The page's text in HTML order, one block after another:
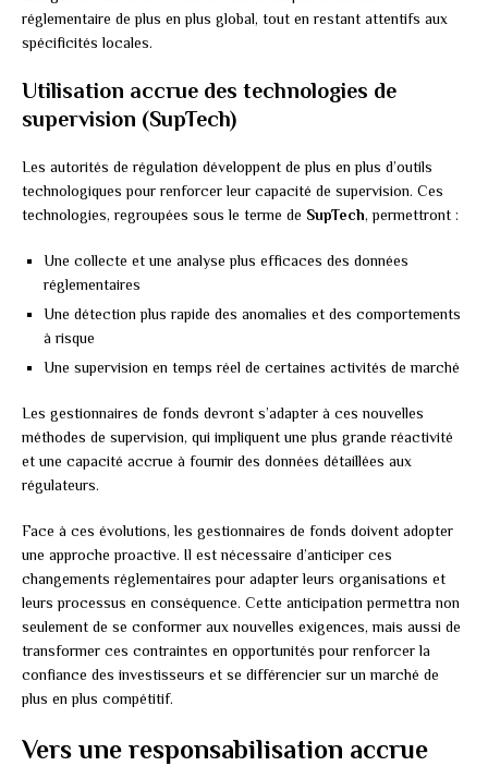
réglementaire de plus en plus global, tout en restant attentifs aux
spécificités locales.
Utilisation accrue des technologies de
supervision (SupTech)
Les autorités de régulation développent de plus en plus d’outils
technologiques pour renforcer leur capacité de supervision. Ces
technologies, regroupées sous le terme de SupTech, permettront :
Une collecte et une analyse plus efficaces des données
réglementaires
Une détection plus rapide des anomalies et des comportements
à risque
Une supervision en temps réel de certaines activités de marché
Les gestionnaires de fonds devront s’adapter à ces nouvelles
méthodes de supervision, qui impliquent une plus grande réactivité
et une capacité accrue à fournir des données détaillées aux
régulateurs.
Face à ces évolutions, les gestionnaires de fonds doivent adopter
une approche proactive. Il est nécessaire d’anticiper ces
changements réglementaires pour adapter leurs organisations et
leurs processus en conséquence. Cette anticipation permettra non
seulement de se conformer aux nouvelles exigences, mais aussi de
transformer ces contraintes en opportunités pour renforcer la
confiance des investisseurs et se différencier sur un marché de
plus en plus compétitif.
Vers une responsabilisation accrue